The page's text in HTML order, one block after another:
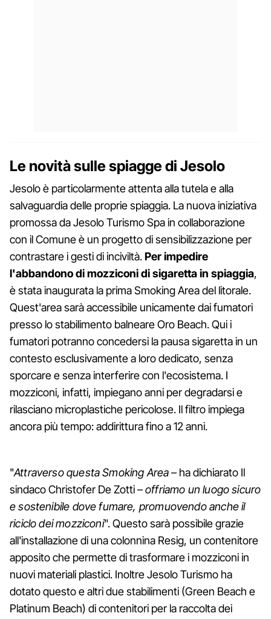
Le novità sulle spiagge di Jesolo
Jesolo è particolarmente attenta alla tutela e alla
salvaguardia delle proprie spiaggia. La nuova iniziativa
promossa da Jesolo Turismo Spa in collaborazione
con il Comune è un progetto di sensibilizzazione per
contrastare i gesti di inciviltà.Per impedire
l'abbandono di mozziconi di sigaretta in spiaggia,
è stata inaugurata la prima Smoking Area del litorale.
Quest'area sarà accessibile unicamente dai fumatori
presso lo stabilimento balneare Oro Beach. Qui i
fumatori potranno concedersi la pausa sigaretta in un
contesto esclusivamente a loro dedicato, senza
sporcare e senza interferire con l'ecosistema. I
mozziconi, infatti, impiegano anni per degradarsi e
rilasciano microplastiche pericolose. Il filtro impiega
ancora più tempo: addirittura fino a 12 anni.
"Attraverso questa Smoking Area– ha dichiarato Il
sindaco Christofer De Zotti –offriamo un luogo sicuro
e sostenibile dove fumare, promuovendo anche il
riciclo dei mozziconi". Questo sarà possibile grazie
all'installazione di una colonnina Resig, un contenitore
apposito che permette di trasformare i mozziconi in
nuovi materiali plastici. Inoltre Jesolo Turismo ha
dotato questo e altri due stabilimenti (Green Beach e
Platinum Beach) di contenitori per la raccolta dei